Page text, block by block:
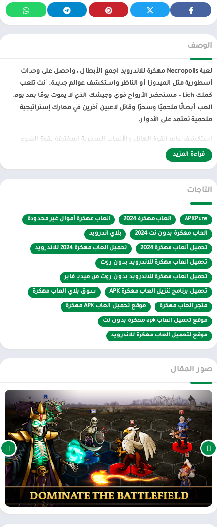
الوصف
لعبة Necropolis مهكرة للاندرويد اجمع الأبطال ، واحصل على وحدات
أسطورية مثل الميدوزا أو الناظر واستكشف عوالم جديدة. أنت تلعب
كملك Lich – مستحضر الأرواح قوي وجيشك الذي لا يموت يومًا بعد يوم.
العب أبطالًا ملحميًا وسحرًا وقاتل لاعبين آخرين في معارك إستراتيجية
ملحمية تعتمد على الأدوار.
استكشف عالم القوة الهائل والألعاب السحرية المخترقة بقوة الضوء
والظلام. قابل الأبطال الأسطوريين وخوض معارك آر بي جي الملحمية مع
أعداء مرعبين. اتبع قصة مستحضر الأرواح وأكمل سعيه. ادخل إلى الظلام
على ما أتت من أجله.
عالم خيالي مليء بالأبطال والسحر
Necropolis: قصة Lich تجلب لك مبارزات PVP النهائية. كوِّن المجموعة
الرائدة من الأبطال الأسطوريين ، واعمل على تكتيكات فريقك وتحدي
لاعبين آخرين في حلبة إستراتيجية لاعب ضد لاعب يوميًا. قاتل في طريقك إلى
القمة للفوز بالمجد والمكافآت الملحمية!
أوضاع لعبة متعددة
قم ببناء وترقية إمبراطوريتك المظلمة. تسلق Dark Tower لتحديات
مستمرة ، وأكمل المهام وحارب أعدائك في الساحة السحرية ، واستكشف
الأبراج المحصنة الشاسعة من القوة والسحر والعب ضد التنانين السوداء
الأسطورية القوية والمينوتور. كسب مصاصي الدماء والمستذئبين
أكثر من 50+ بطل لجمع بما في ذلك الوحدات الأسطورية الأسطورية
وتحسين قوتهم ومهاراتهم الخاصة. جمع أكبر عدد ممكن!
الأحداث الأسبوعية
استكشف جميع الأحداث واجمع أكبر عدد ممكن من المكافآت!
هل تريد أن تلعب لعبة محمولة مثل أبطال القوة والسحر؟ اربح كل معركة
ألعاب تعتمد على الدور؟ جرب Heroes and Magic Necropolis: Story of
Lich. حان الوقت لبدء مغامرة لعب الأدوار الرائعة! عدوك هو أحد
المخلوقات العظيمة في عالم الخيال مثل التنين العظيم أو الساحر أو من
الجنس البشري في القلعة الشجاع. لعبة الأبطال والسحر الإستراتيجية
القائمة على الأدوار في انتظارك!
الان عبر موقعنا PlaYalandroiD متجر بلاي ، android store يمكنكم تحميل
العاب مهكرة ، تطبيقات اندرويد بريميوم ، مجاناً يتم مراجعة الألعاب
قراءة المزيد
التاجات
APKPure العاب مهكرة 2024 العاب مهكرة أموال غير محدودة
العاب مهكرة بدون نت 2024 بلاي اندرويد
تحميل ألعاب مهكرة 2024 تحميل العاب مهكرة 2024 للاندرويد
تحميل العاب مهكرة للاندرويد بدون روت
تحميل العاب مهكرة للاندرويد بدون روت من ميديا فاير
تحميل برنامج تنزيل العاب مهكرة APK سوق بلاي العاب مهكرة
متجر العاب مهكرة موقع تحميل العاب APK مهكرة
موقع تحميل العاب apk مهكرة بدون نت
موقع لتحميل العاب مهكرة للاندرويد
صور المقال